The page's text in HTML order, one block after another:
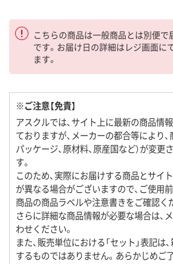
こちらの商品は一般商品とは別便で
です。お届け日の詳細はレジ画面に
ます。
※ご注意【免責】
アスクルでは、サイト上に最新の商品情
ておりますが、メーカーの都合等により、
パッケージ、原材料、原産国など）が変更
す。
このため、実際にお届けする商品とサイ
が異なる場合がございますので、ご使用
商品の商品ラベルや注意書きをご確認く
さらに詳細な商品情報が必要な場合は、
わせください。
また、販売単位における「セット」表記は
するものではありません。あらかじめご